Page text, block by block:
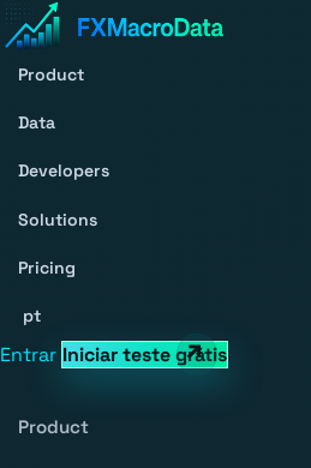
Product
Data
Developers
Solutions
Pricing
pt
Entrar Iniciar teste grátis
Product